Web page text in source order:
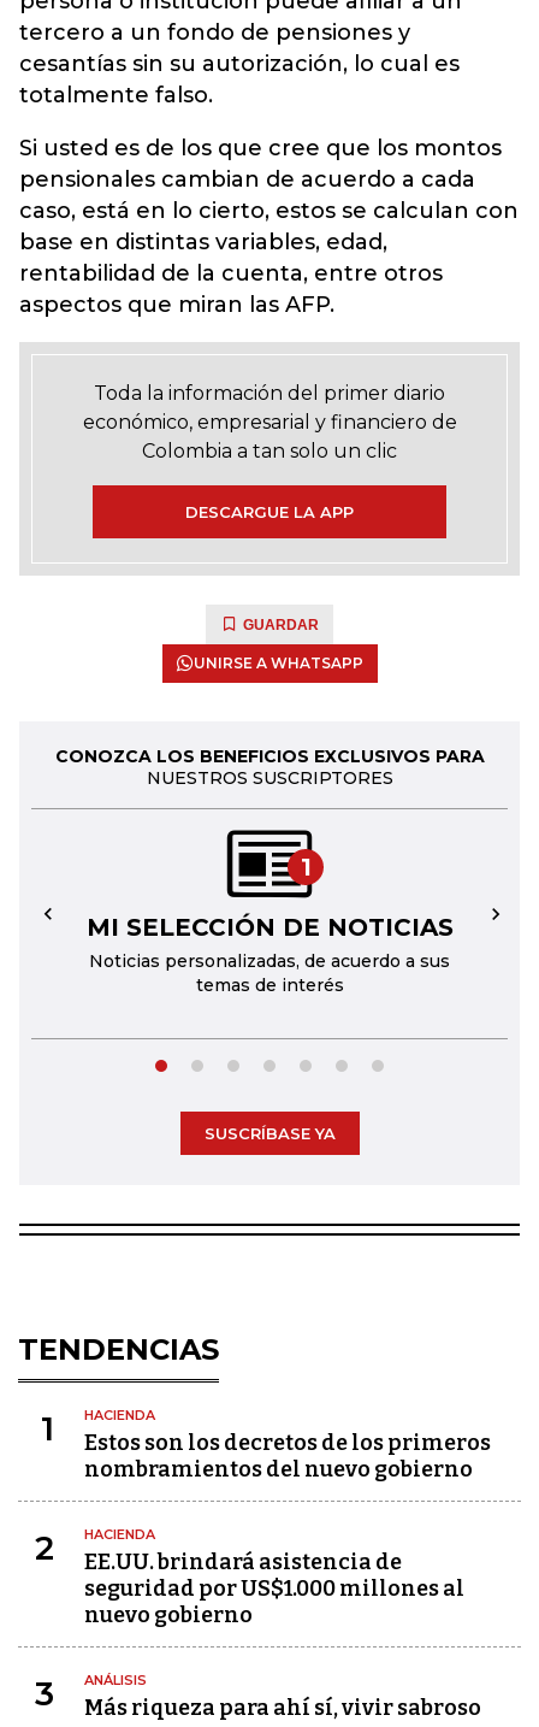
tercero a un fondo de pensiones y
cesantías sin su autorización, lo cual es
totalmente falso.
Si usted es de los que cree que los montos
pensionales cambian de acuerdo a cada
caso, está en lo cierto, estos se calculan con
base en distintas variables, edad,
rentabilidad de la cuenta, entre otros
aspectos que miran las AFP.
Toda la información del primer diario
económico, empresarial y financiero de
Colombia a tan solo un clic
DESCARGUE LA APP
GUARDAR
UNIRSE A WHATSAPP
CONOZCA LOS BENEFICIOS EXCLUSIVOS PARA
NUESTROS SUSCRIPTORES
1
MI SELECCIÓN DE NOTICIAS
Noticias personalizadas, de acuerdo a sus
temas de interés
← →
SUSCRÍBASE YA
TENDENCIAS
1 HACIENDA
Estos son los decretos de los primeros
nombramientos del nuevo gobierno
2 HACIENDA
EE.UU. brindará asistencia de
seguridad por US$1.000 millones al
nuevo gobierno
3 ANÁLISIS
Más riqueza para ahí sí, vivir sabroso